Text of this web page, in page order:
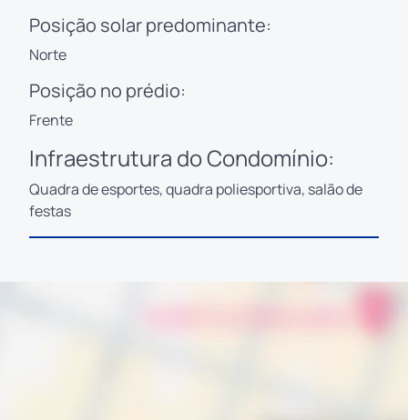
Posição solar predominante:
Norte
Posição no prédio:
Frente
Infraestrutura do Condomínio:
Quadra de esportes, quadra poliesportiva, salão de
festas